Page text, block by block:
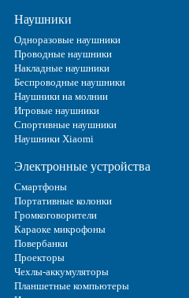
Наушники
Одноразовые наушники
Проводные наушники
Накладные наушники
Беспроводные наушники
Наушники на молнии
Игровые наушники
Спортивные наушники
Наушники Xiaomi
Электронные устройства
Смартфоны
Портативные колонки
Громкоговорители
Караоке микрофоны
Повербанки
Проекторы
Чехлы-аккумуляторы
Планшетные компьютеры